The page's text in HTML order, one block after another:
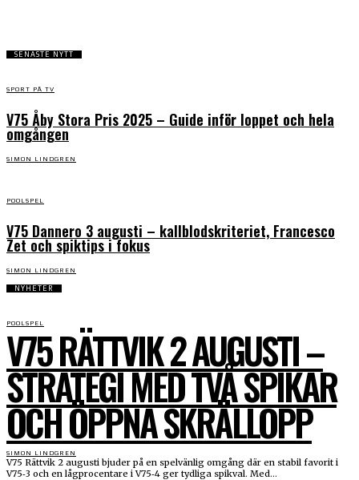
SENASTE NYTT
SPORT PÅ TV
V75 Åby Stora Pris 2025 – Guide inför loppet och hela
omgången
SIMON LINDGREN
POOLSPEL
V75 Dannero 3 augusti – kallblodskriteriet, Francesco
Zet och spiktips i fokus
SIMON LINDGREN
NYHETER
POOLSPEL
V75 RÄTTVIK 2 AUGUSTI –
STRATEGI MED TVÅ SPIKAR
OCH ÖPPNA SKRÄLLOPP
SIMON LINDGREN
V75 Rättvik 2 augusti bjuder på en spelvänlig omgång där en stabil favorit i
V75‑3 och en lågprocentare i V75‑4 ger tydliga spikval. Med...